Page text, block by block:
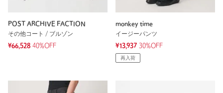
POST ARCHIVE FACTION
その他コート / ブルゾン
¥66,528 40%OFF
monkey time
イージーパンツ
¥13,937 30%OFF
再入荷